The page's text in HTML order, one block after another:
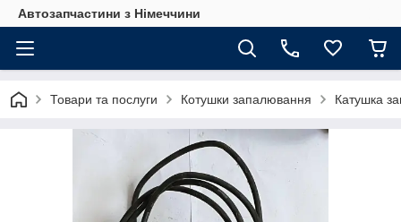
Автозапчастини з Німеччини
Товари та послуги Котушки запалювання Катушка